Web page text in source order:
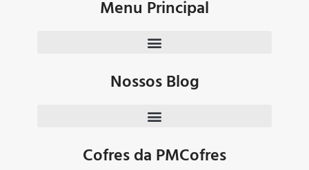
Menu Principal
Nossos Blog
Cofres da PMCofres